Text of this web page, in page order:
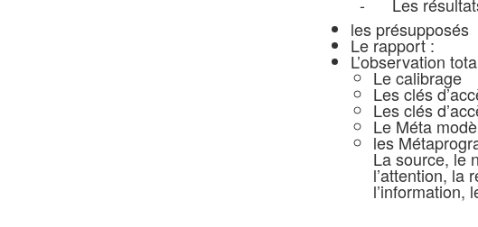
les présupposés
Le rapport :
L’observation
Le calibrage
Les clés
Les clés
Le Méta
les
La source, le
l’attention, la
l’information,